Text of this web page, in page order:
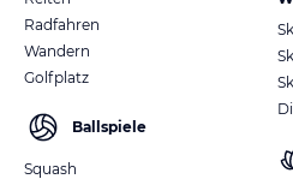
Radfahren
Wandern
Golfplatz
Ballspiele
Squash